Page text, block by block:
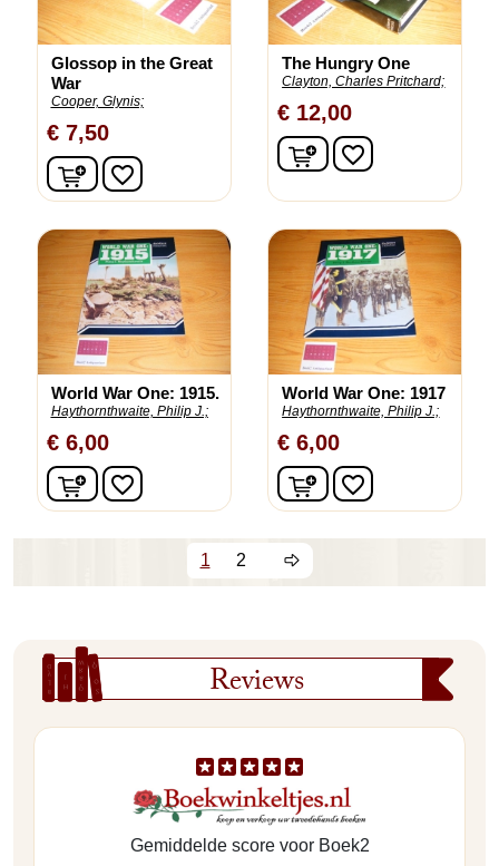
Reviews
Gemiddelde score voor Boek2
Glossop in the Great
War
Cooper, Glynis;
€ 7,50
In winkelwagen
favorite_border
The Hungry One
Clayton, Charles Pritchard;
€ 12,00
In winkelwagen
favorite_border
World War One: 1915.
Haythornthwaite, Philip J.;
€ 6,00
In winkelwagen
favorite_border
World War One: 1917
Haythornthwaite, Philip J.;
€ 6,00
In winkelwagen
favorite_border
1 2